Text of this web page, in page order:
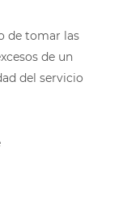
de tomar las
de un
del servicio